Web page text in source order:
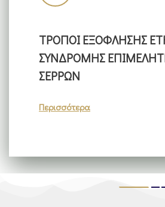
ΤΡΟΠΟΙ ΕΞΟΦΛΗΣΗΣ
ΣΥΝΔΡΟΜΗΣ
ΣΕΡΡΩΝ
Περισσότερα